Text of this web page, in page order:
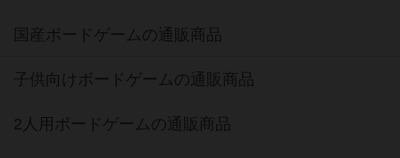
国産ボードゲームの通販商品
子供向けボードゲームの通販商品
2人用ボードゲームの通販商品